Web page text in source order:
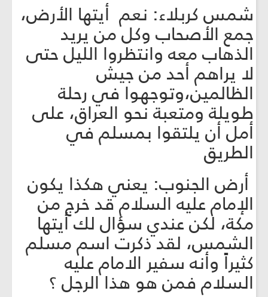
شمس كربلاء: نعم أيتها الأرض،
جمع الأصحاب وكل من يريد
الذهاب معه وانتظروا الليل حتى
لا يراهم أحد من جيش
الظالمين،وتوجهوا في رحلة
طويلة ومتعبة نحو العراق، على
أمل أن يلتقوا بمسلم في
الطريق
أرض الجنوب: يعني هكذا يكون
الإمام عليه السلام قد خرج من
مكة، لكن عندي سؤال لك أيتها
الشمس، لقد ذكرت اسم مسلم
كثيراً وأنه سفير الامام عليه
السلام فمن هو هذا الرجل ؟